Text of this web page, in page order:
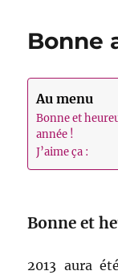
Bonne
Au menu
Bonne et
année !
J’aime ça :
Bonne et
2013 aura